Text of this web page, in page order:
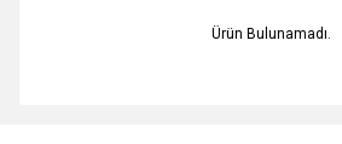
Ürün Bulunamadı.